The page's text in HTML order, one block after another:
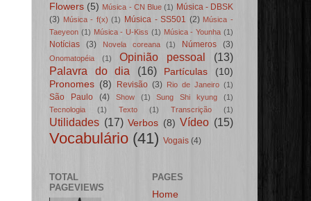
Flowers (5) Música - CN Blue (1) Música - DBSK
(3) Música - f(x) (1) Música - SS501 (2) Música -
Taeyeon (1) Música - U-Kiss (1) Música - Younha (1)
Notícias (3) Novela coreana (1) Números (3)
Onomatopéia (1) Opinião pessoal
(13)
Palavra do dia
(16) Partículas
(10)
Pronomes (8) Revisão (3) Rio de Janeiro (1)
São Paulo (4) Show (1) Sung Shi kyung
(1)
Tecnologia
(1) Texto (1) Transcrição (1)
Utilidades (17) Verbos (8) Vídeo (15)
Vocabulário (41) Vogais (4)
TOTAL
PAGEVIEWS
PAGES
Home